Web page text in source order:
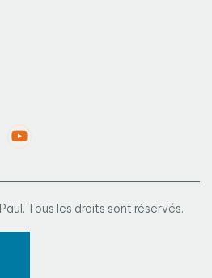
Tous les droits sont réservés.